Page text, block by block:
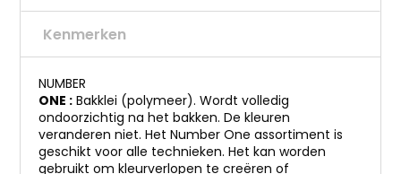
Kenmerken
NUMBER
ONE : Bakklei (polymeer). Wordt volledig
ondoorzichtig na het bakken. De kleuren
veranderen niet. Het Number One assortiment is
geschikt voor alle technieken. Het kan worden
gebruikt om kleurverlopen te creëren of